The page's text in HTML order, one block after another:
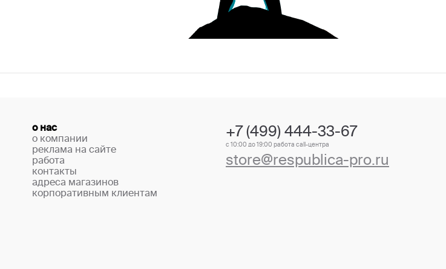
о нас
о компании
реклама на сайте
работа
контакты
адреса магазинов
корпоративным клиентам
+7 (499) 444-33-67
с 10:00 до 19:00 работа call-центра
store@respublica-pro.ru